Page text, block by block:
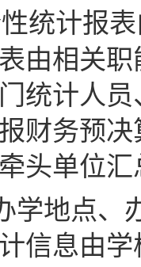
统计报
由相关
统计人
财务预
头单位
学地点、
信息由